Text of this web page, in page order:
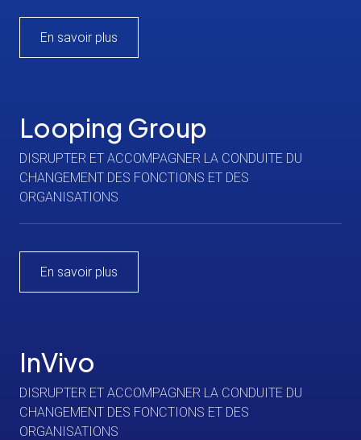
En savoir plus
Looping Group
DISRUPTER ET ACCOMPAGNER LA CONDUITE DU
CHANGEMENT DES FONCTIONS ET DES
ORGANISATIONS
En savoir plus
InVivo
DISRUPTER ET ACCOMPAGNER LA CONDUITE DU
CHANGEMENT DES FONCTIONS ET DES
ORGANISATIONS